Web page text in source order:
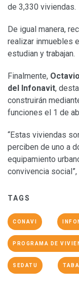
de 3,330 viviendas.
De igual manera,
realizar inmuebles
estudian y trabajan.
Finalmente, Octavio
del Infonavit,
construirán
funciones el 1 de
“Estas viviendas
perciben de uno a
equipamiento
convivencia
TAGS
CONAVI
PROGRAMA DE
SEDATU